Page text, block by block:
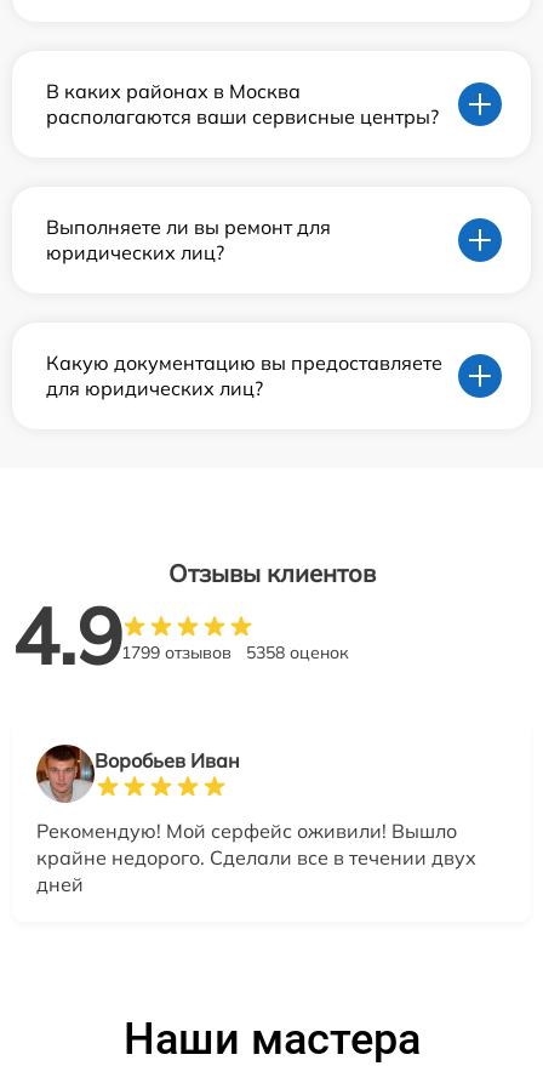
В каких районах в Москва
располагаются ваши сервисные центры?
Выполняете ли вы ремонт для
юридических лиц?
Какую документацию вы предоставляете
для юридических лиц?
Отзывы клиентов
4.91799 отзывов 5358 оценок
Воробьев Иван
Рекомендую! Мой серфейс оживили! Вышло
крайне недорого. Сделали все в течении двух
дней
Наши мастера